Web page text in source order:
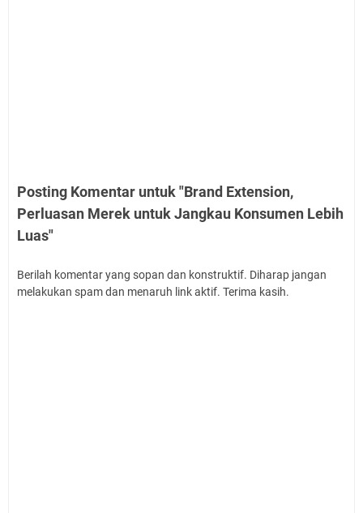
Posting Komentar untuk "Brand Extension,
Perluasan Merek untuk Jangkau Konsumen Lebih
Luas"
Berilah komentar yang sopan dan konstruktif. Diharap jangan
melakukan spam dan menaruh link aktif. Terima kasih.